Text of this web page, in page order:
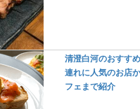
清澄白河のおすす
連れに人気のお店
フェまで紹介